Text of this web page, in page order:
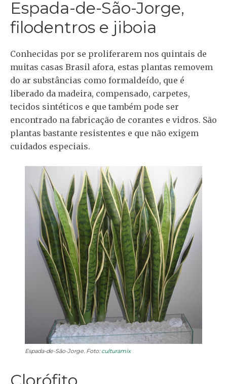
Espada-de-São-Jorge,
filodentros e jiboia
Conhecidas por se proliferarem nos quintais de
muitas casas Brasil afora, estas plantas removem
do ar substâncias como formaldeído, que é
liberado da madeira, compensado, carpetes,
tecidos sintéticos e que também pode ser
encontrado na fabricação de corantes e vidros. São
plantas bastante resistentes e que não exigem
cuidados especiais.
Espada-de-São-Jorge. Foto: culturamix
Clorófito